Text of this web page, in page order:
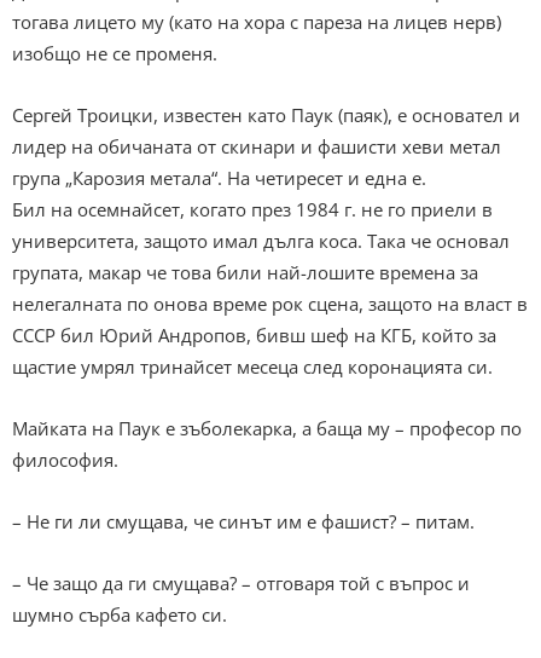
тогава лицето му (като на хора с пареза на лицев нерв)
изобщо не се променя.
Сергей Троицки, известен като Паук (паяк), е основател и
лидер на обичаната от скинари и фашисти хеви метал
група „Карозия метала“. На четиресет и една е.
Бил на осемнайсет, когато през 1984 г. не го приели в
университета, защото имал дълга коса. Така че основал
групата, макар че това били най-лошите времена за
нелегалната по онова време рок сцена, защото на власт в
СССР бил Юрий Андропов, бивш шеф на КГБ, който за
щастие умрял тринайсет месеца след коронацията си.
Майката на Паук е зъболекарка, а баща му – професор по
философия.
– Не ги ли смущава, че синът им е фашист? – питам.
– Че защо да ги смущава? – отговаря той с въпрос и
шумно сърба кафето си.